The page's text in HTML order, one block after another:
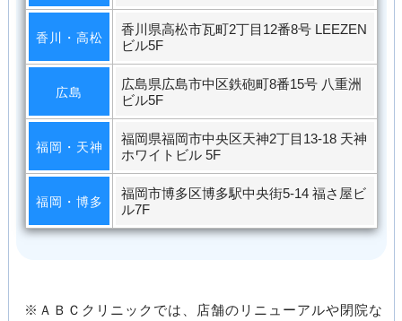
香川・高松
香川県高松市瓦町2丁目12番8号 LEEZEN
ビル5F
広島
広島県広島市中区鉄砲町8番15号 八重洲
ビル5F
福岡・天神
福岡県福岡市中央区天神2丁目13-18 天神
ホワイトビル 5F
福岡・博多
福岡市博多区博多駅中央街5-14 福さ屋ビ
ル7F
※ＡＢＣクリニックでは、店舗のリニューアルや閉院な